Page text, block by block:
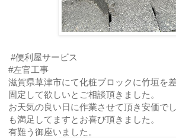
#便利屋サービス
#左官工事
滋賀県草津市にて化粧ブロックに竹垣を
固定して欲しいとご相談頂きました。
お天気の良い日に作業させて頂き安価で
も満足してますとお喜び頂きました。
有難う御座いました。